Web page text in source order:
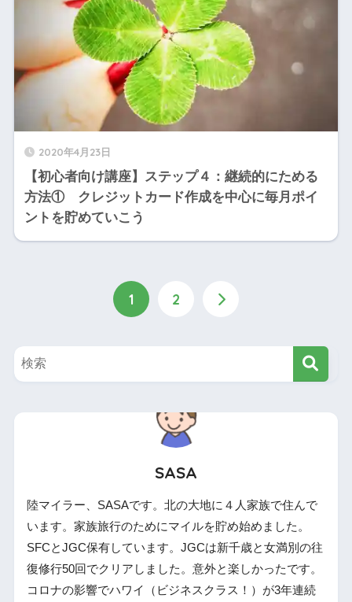
2020年4月23日
【初心者向け講座】ステップ４：継続的にためる
方法① クレジットカード作成を中心に毎月ポイ
ントを貯めていこう
1 2
SASA
陸マイラー、SASAです。北の大地に４人家族で住んで
います。家族旅行のためにマイルを貯め始めました。
SFCとJGC保有しています。JGCは新千歳と女満別の往
復修行50回でクリアしました。意外と楽しかったです。
コロナの影響でハワイ（ビジネスクラス！）が3年連続